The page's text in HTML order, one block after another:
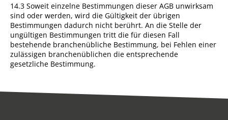
14.3 Soweit einzelne Bestimmungen dieser AGB unwirksam
sind oder werden, wird die Gültigkeit der übrigen
Bestimmungen dadurch nicht berührt. An die Stelle der
ungültigen Bestimmungen tritt die für diesen Fall
bestehende branchenübliche Bestimmung, bei Fehlen einer
zulässigen branchenüblichen die entsprechende
gesetzliche Bestimmung.